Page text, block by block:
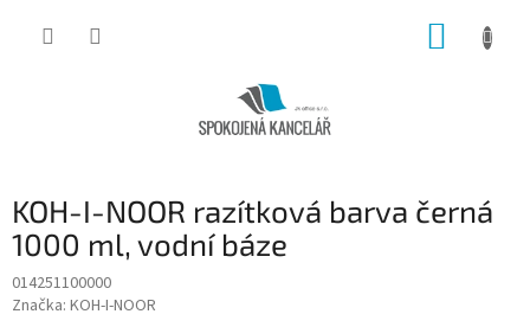
KOH-I-NOOR razítková barva černá
1000 ml, vodní báze
014251100000
Značka: KOH-I-NOOR